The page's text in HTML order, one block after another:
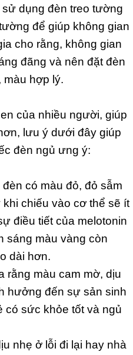
dụng đèn treo tường
để giúp không gian
cho rằng, không gian
đãng và nên đặt đèn
màu hợp lý.
của nhiều người, giúp
lưu ý dưới đây giúp
đèn ngủ ưng ý:
có màu đỏ, đỏ sẫm
chiếu vào cơ thể sẽ ít
điều tiết của melotonin
sáng màu vàng còn
dài hơn.
rằng màu cam mờ, dịu
hưởng đến sự sản sinh
có sức khỏe tốt và ngủ
nhẹ ở lỗi đi lại hay nhà